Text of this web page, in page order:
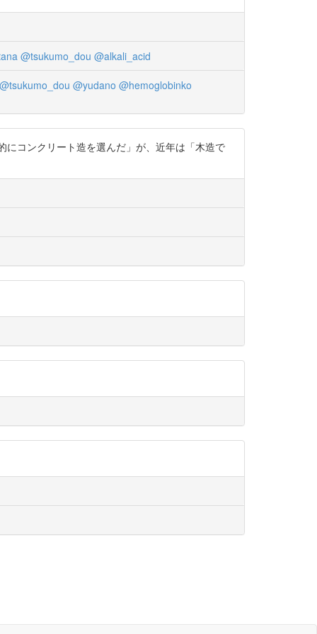
@tsukumo_dou @alkali_acid
@tsukumo_dou @yudano @hemoglobinko
にコンクリート造を選んだ」が、近年は「木造で